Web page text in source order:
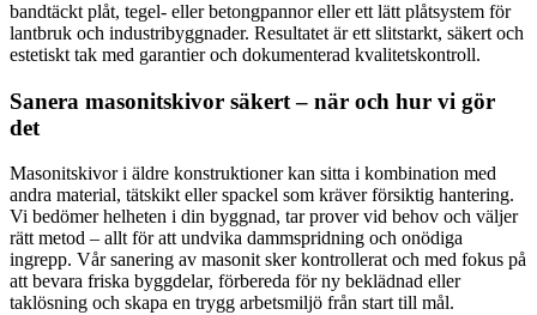
bandtäckt plåt, tegel- eller betongpannor eller ett lätt plåtsystem för
lantbruk och industribyggnader. Resultatet är ett slitstarkt, säkert och
estetiskt tak med garantier och dokumenterad kvalitetskontroll.
Sanera masonitskivor säkert – när och hur vi gör
det
Masonitskivor i äldre konstruktioner kan sitta i kombination med
andra material, tätskikt eller spackel som kräver försiktig hantering.
Vi bedömer helheten i din byggnad, tar prover vid behov och väljer
rätt metod – allt för att undvika dammspridning och onödiga
ingrepp. Vår sanering av masonit sker kontrollerat och med fokus på
att bevara friska byggdelar, förbereda för ny beklädnad eller
taklösning och skapa en trygg arbetsmiljö från start till mål.